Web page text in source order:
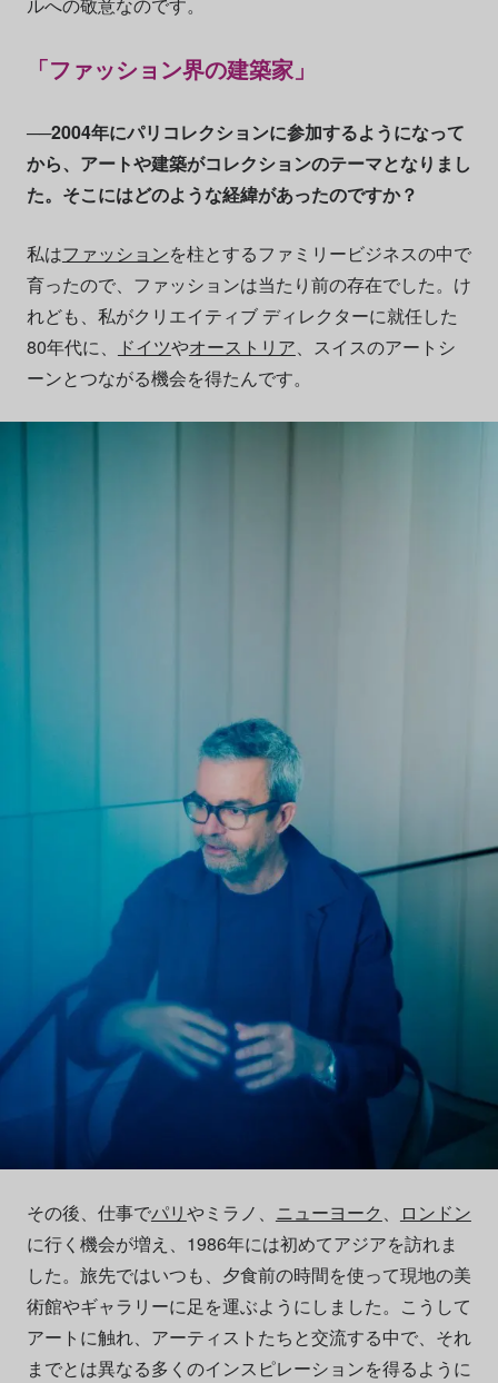
ルへの敬意なのです。
「ファッション界の建築家」
──2004年にパリコレクションに参加するようになって
から、アートや建築がコレクションのテーマとなりまし
た。そこにはどのような経緯があったのですか？
私はファッションを柱とするファミリービジネスの中で
育ったので、ファッションは当たり前の存在でした。け
れども、私がクリエイティブ ディレクターに就任した
80年代に、
ドイツやオーストリア、スイスのアートシ
ーンとつながる機会を得たんです。
その後、仕事でパリやミラノ、 ニューヨーク 、
ロンドン
に行く機会が増え、1986年には初めてアジアを訪れま
した。旅先ではいつも、夕食前の時間を使って現地の美
術館やギャラリーに足を運ぶようにしました。こうして
アートに触れ、アーティストたちと交流する中で、それ
までとは異なる多くのインスピレーションを得るように